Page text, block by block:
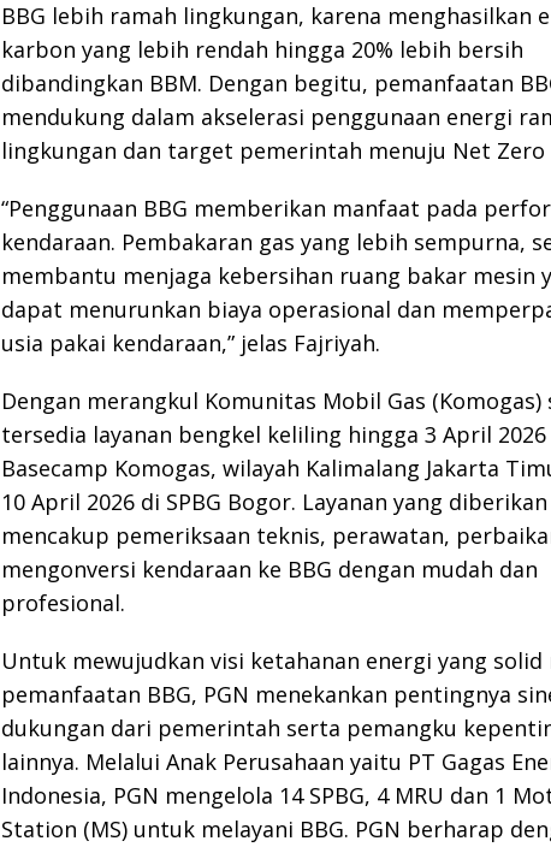
BBG lebih ramah lingkungan, karena menghasilkan
karbon yang lebih rendah hingga 20% lebih bersih
dibandingkan BBM. Dengan begitu, pemanfaatan
mendukung dalam akselerasi penggunaan energi
lingkungan dan target pemerintah menuju Net Zero
“Penggunaan BBG memberikan manfaat pada
kendaraan. Pembakaran gas yang lebih sempurna,
membantu menjaga kebersihan ruang bakar mesin
dapat menurunkan biaya operasional dan
usia pakai kendaraan,” jelas Fajriyah.
Dengan merangkul Komunitas Mobil Gas (Komogas)
tersedia layanan bengkel keliling hingga 3 April 2026
Basecamp Komogas, wilayah Kalimalang Jakarta
10 April 2026 di SPBG Bogor. Layanan yang diberikan
mencakup pemeriksaan teknis, perawatan,
mengonversi kendaraan ke BBG dengan mudah dan
profesional.
Untuk mewujudkan visi ketahanan energi yang solid
pemanfaatan BBG, PGN menekankan pentingnya
dukungan dari pemerintah serta pemangku
lainnya. Melalui Anak Perusahaan yaitu PT Gagas
Indonesia, PGN mengelola 14 SPBG, 4 MRU dan 1
Station (MS) untuk melayani BBG. PGN berharap